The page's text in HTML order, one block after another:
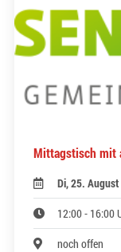
Mittagstisch mit
Di, 25.
12:00 - 16:00
noch offen